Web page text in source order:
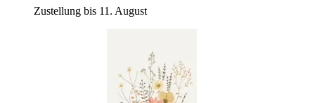
Zustellung bis 11. August